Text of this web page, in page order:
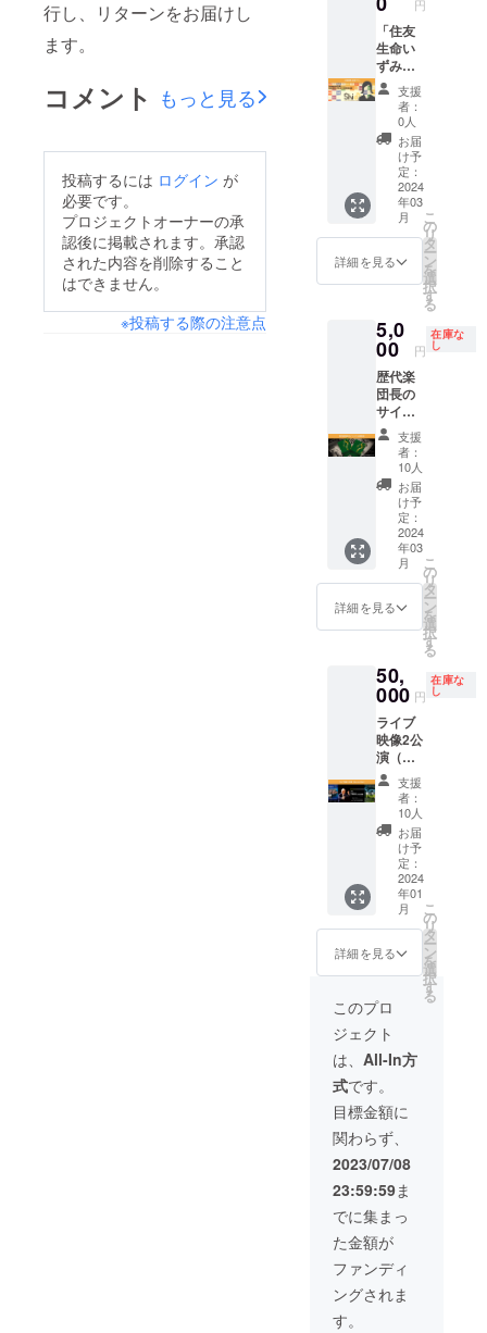
行し、リターンをお届けし
ます。
コメント もっと見る
投稿するには ログイン が
必要です。
プロジェクトオーナーの承
認後に掲載されます。承認
された内容を削除すること
はできません。
※投稿する際の注意点
帯同い
たしま
す。
好きな
場所で
ご鑑賞
可能で
す。（S
席をご
用意し
ます
が、舞
台袖で
奏者の
見送り
等も可
能で
す。）
ロビー
お迎え
見送り
が可能
です。
当日は
専属の
秘書が
帯同い
たしま
す。
ル・ポ
ピエル
会場に
は一番
初めに
入館が
可能で
す。 個
室の楽
屋をご
用意い
たしま
す。 ゲ
ネプロ
前に楽
員に向
可能で
す。 本
番はお
好きな
場所で
ご鑑賞
可能で
す。（S
席をご
用意し
ます
が、舞
台袖で
奏者の
見送り
等も可
能で
場者の
お迎え
が可能
です。
当日は
専属の
秘書が
帯同い
たしま
す。
ま
す！】
特別演
奏会
バーン
ズ・チ
クルス
Vol.3 日
時：
2023年
10月2日
(月)
19:00開
演 会
場：
ザ・シ
ホール
指揮：
ポー
ル・ポ
ピエル
会場に
は一番
初めに
入館が
可能で
す。 個
室の楽
屋をご
用意い
たしま
す。 ゲ
ネプロ
挨拶が
可能で
番はお
好きな
場所で
ご鑑賞
可能で
す。（S
席をご
用意し
ます
が、舞
台袖で
奏者の
見送り
等も可
ロビー
場者の
お迎え
が可能
です。
当日は
専属の
秘書が
たしま
す。
円
「住友
生命い
ずみ
ホール
特別演
奏会」
1日楽団
長プラ
奏会当
日、1日
楽団長
として
お過ご
しくだ
席でご
鑑賞い
ただけ
ま
す！】
住友生
命いず
みホー
ル特別
演奏会
MARC
H!MAR
CH!MA
RCH!
日時：
2024年
3月8日
19:00開
場：住
友生命
ホール
指揮：
西村友
会場に
は一番
初めに
入館が
可能で
す。 個
室の楽
屋をご
用意い
たしま
す。 ゲ
員に向
挨拶が
可能で
番はお
好きな
場所で
ご鑑賞
可能で
席をご
用意し
が、舞
台袖で
見送り
支援
者：
0人
お届
け予
定：
2024
年03
月
詳細を見る
こ
の
リ
タ
ー
ン
を
選
択
す
る
5,0
00 円
在庫な
し
歴代楽
団長の
サイン
入り100
周年誌
をご提
供！
【歴代8
名の楽
団長の
直筆サ
インが
入った
特別な
100周年
意しま
す！】
以下8名
の歴代
楽団長
の直筆
サイン
が揃い
ます！
6代：龍
城弘人
（1998
2001
年） 8
代：竹
原明
代：島
（2008
年 - ）
10代：
辻浩二
（2012
年4月1
日 -）
11代：
明
（2013
年4月1
日 - ）
12代：
田中弘
（2015
支援
者：
10人
お届
け予
定：
2024
年03
月
詳細を見る
こ
の
リ
タ
ー
ン
を
選
択
す
る
50,
000 円
在庫な
し
ライブ
映像2公
演（ブ
ルーレ
イ）購
入プラ
ン 【未
公開の
ライブ
映像(全
編)をあ
なただ
け
に！】
以下2公
イブ
Blu-ray
Discを
ご提供
いたし
ます。
今後も
公開予
定はな
く、非
常に貴
重な記
録映像
です。
・楽団
創立95
周年大
栗裕生
支援
者：
10人
お届
け予
定：
2024
年01
月
詳細を見る
こ
の
リ
タ
ー
ン
を
選
択
す
る
このプロ
ジェクト
は、 All-In方
式です。
目標金額に
関わらず、
2023/07/08
23:59:59ま
でに集まっ
た金額が
ファンディ
ングされま
す。